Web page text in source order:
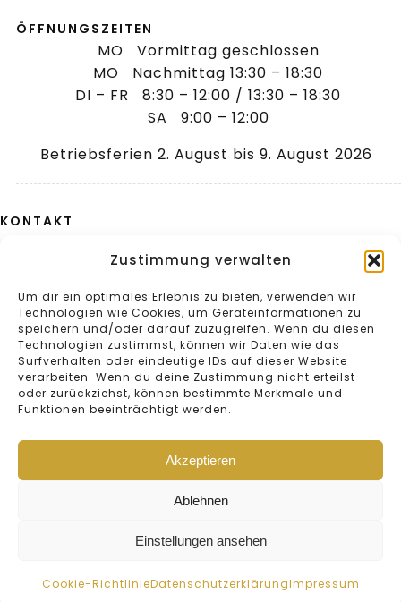
Zustimmung verwalten
Um dir ein optimales Erlebnis zu bieten, verwenden wir
Technologien wie Cookies, um Geräteinformationen zu
speichern und/oder darauf zuzugreifen. Wenn du diesen
Technologien zustimmst, können wir Daten wie das
Surfverhalten oder eindeutige IDs auf dieser Website
verarbeiten. Wenn du deine Zustimmung nicht erteilst
oder zurückziehst, können bestimmte Merkmale und
Funktionen beeinträchtigt werden.
Akzeptieren
Ablehnen
Einstellungen ansehen
Cookie-RichtlinieDatenschutzerklärungImpressum
ÖFFNUNGSZEITEN
MO Vormittag geschlossen
MO Nachmittag 13:30 – 18:30
DI – FR 8:30 – 12:00 / 13:30 – 18:30
SA 9:00 – 12:00
Betriebsferien 2. August bis 9. August 2026
KONTAKT
FL-9490 Vaduz
+423 232 25 64
Copyright © 2026 Ospelt Uhren und Schmuck AG. Alle Rechte
Cookie-Richtlinie
Datenschutzerklärung